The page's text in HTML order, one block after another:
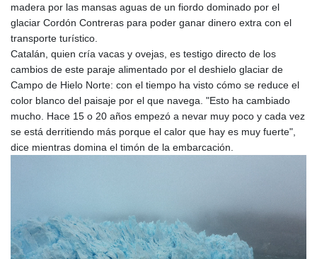
madera por las mansas aguas de un fiordo dominado por el
glaciar Cordón Contreras para poder ganar dinero extra con el
transporte turístico.
Catalán, quien cría vacas y ovejas, es testigo directo de los
cambios de este paraje alimentado por el deshielo glaciar de
Campo de Hielo Norte: con el tiempo ha visto cómo se reduce el
color blanco del paisaje por el que navega. "Esto ha cambiado
mucho. Hace 15 o 20 años empezó a nevar muy poco y cada vez
se está derritiendo más porque el calor que hay es muy fuerte",
dice mientras domina el timón de la embarcación.